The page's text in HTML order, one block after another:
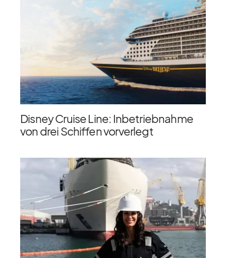
Disney Cruise Line: Inbetriebnahme
von drei Schiffen vorverlegt